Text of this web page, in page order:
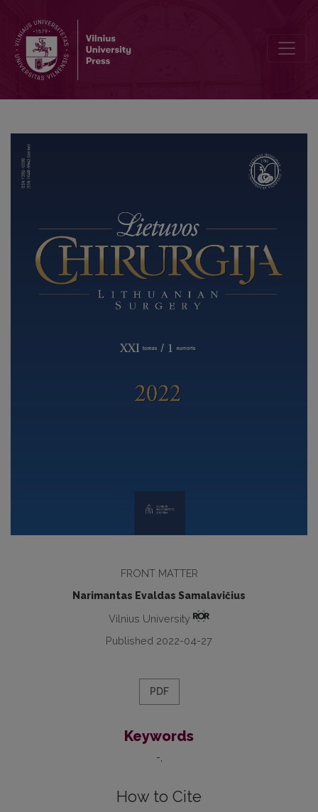
FRONT MATTER
Narimantas Evaldas Samalavičius
Vilnius University
Published 2022-04-27
PDF
Keywords
-
How to Cite